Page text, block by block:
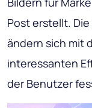
Post erstellt.
ändern sich mit
interessanten
der Benutzer